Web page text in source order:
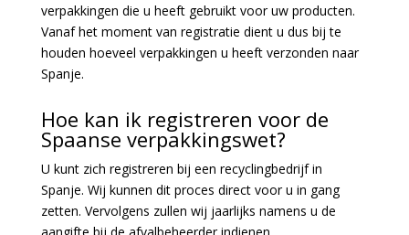
verpakkingen die u heeft gebruikt voor uw producten.
Vanaf het moment van registratie dient u dus bij te
houden hoeveel verpakkingen u heeft verzonden naar
Spanje.
Hoe kan ik registreren voor de
Spaanse verpakkingswet?
U kunt zich registreren bij een recyclingbedrijf in
Spanje. Wij kunnen dit proces direct voor u in gang
zetten. Vervolgens zullen wij jaarlijks namens u de